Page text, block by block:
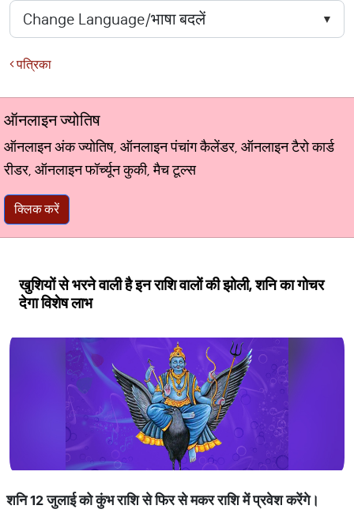
पत्रिका
ऑनलाइन ज्योतिष
ऑनलाइन अंक ज्योतिष, ऑनलाइन पंचांग कैलेंडर, ऑनलाइन टैरो कार्ड
रीडर, ऑनलाइन फॉर्च्यून कुकी, मैच टूल्स
क्लिक करें
खुशियों से भरने वाली है इन राशि वालों की झोली, शनि का गोचर
देगा विशेष लाभ
शनि 12जुलाई को कुंभ राशि से फिर से मकर राशि में प्रवेश करेंगे।